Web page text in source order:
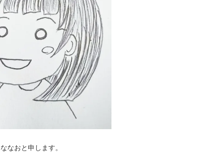
なおと申します。